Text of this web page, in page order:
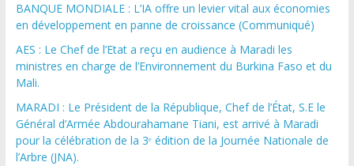
BANQUE MONDIALE : L’IA offre un levier vital aux économies
en développement en panne de croissance (Communiqué)
AES : Le Chef de l’Etat a reçu en audience à Maradi les
ministres en charge de l’Environnement du Burkina Faso et du
Mali.
MARADI : Le Président de la République, Chef de l’État, S.E le
Général d’Armée Abdourahamane Tiani, est arrivé à Maradi
pour la célébration de la 3ᵉ édition de la Journée Nationale de
l’Arbre (JNA).